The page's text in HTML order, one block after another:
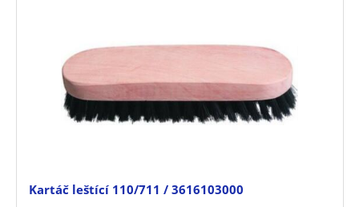
Kartáč leštící 110/711 / 3616103000